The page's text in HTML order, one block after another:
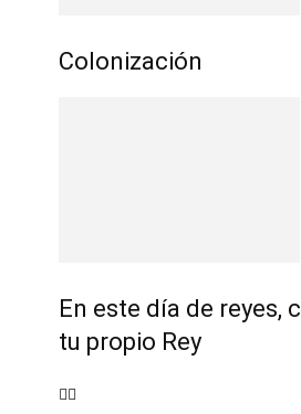
Colonización
En este día de reyes,
tu propio Rey